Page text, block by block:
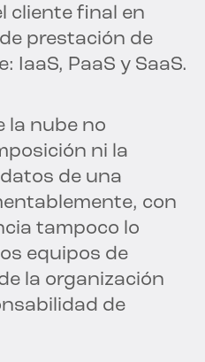
cliente final en
prestación de
IaaS, PaaS y SaaS.
la nube no
ni la
de una
con
tampoco lo
equipos de
la organización
de